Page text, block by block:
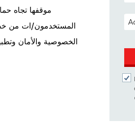
موقفها تجاه
المستخدمون/ات من
الخصوصية والأمان